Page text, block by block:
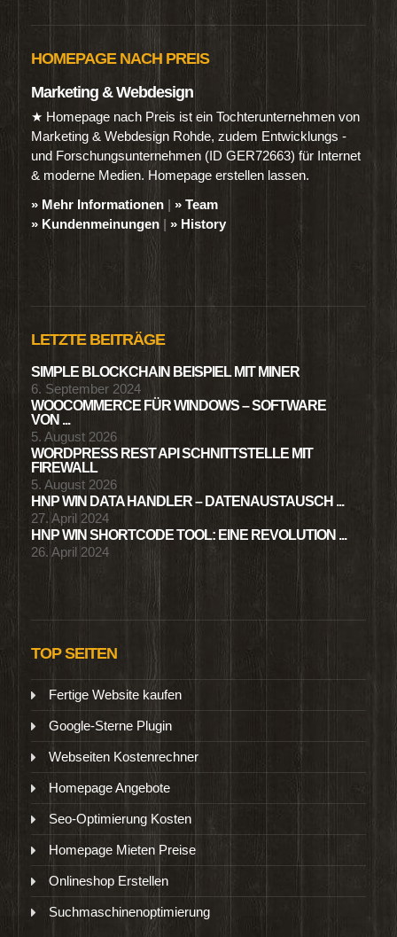
HOMEPAGE NACH PREIS
Marketing & Webdesign
★ Homepage nach Preis ist ein Tochterunternehmen von
Marketing & Webdesign Rohde, zudem Entwicklungs -
und Forschungsunternehmen (ID GER72663) für Internet
& moderne Medien. Homepage erstellen lassen.
» Mehr Informationen | » Team
» Kundenmeinungen | » History
LETZTE BEITRÄGE
SIMPLE BLOCKCHAIN BEISPIEL MIT MINER
6. September 2024
WOOCOMMERCE FÜR WINDOWS – SOFTWARE
VON ...
5. August 2026
WORDPRESS REST API SCHNITTSTELLE MIT
FIREWALL
5. August 2026
HNP WIN DATA HANDLER – DATENAUSTAUSCH ...
27. April 2024
HNP WIN SHORTCODE TOOL: EINE REVOLUTION ...
26. April 2024
TOP SEITEN
Fertige Website kaufen
Google-Sterne Plugin
Webseiten Kostenrechner
Homepage Angebote
Seo-Optimierung Kosten
Homepage Mieten Preise
Onlineshop Erstellen
Suchmaschinenoptimierung